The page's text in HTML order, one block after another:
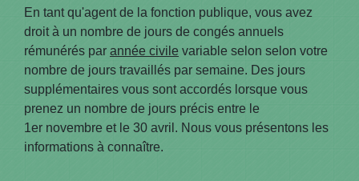
En tant qu'agent de la fonction publique, vous avez
droit à un nombre de jours de congés annuels
rémunérés par année civile variable selon selon votre
nombre de jours travaillés par semaine. Des jours
supplémentaires vous sont accordés lorsque vous
prenez un nombre de jours précis entre le
1er novembre et le 30 avril. Nous vous présentons les
informations à connaître.